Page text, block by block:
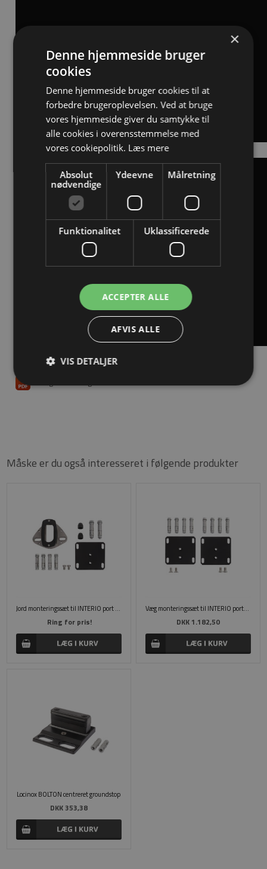
Webinar om INTERIO
Måske er du også interesseret i følgende produkter
Jord monteringssæt til INTERIO port lukkere
Ring for pris!
Væg monteringssæt til INTERIO portlukkere
DKK 1.182,50
Locinox BOLTON centreret groundstop
DKK 353,38
×
Denne hjemmeside bruger
cookies
Denne hjemmeside bruger cookies til at
forbedre brugeroplevelsen. Ved at bruge
vores hjemmeside giver du samtykke til
alle cookies i overensstemmelse med
vores cookiepolitik. Læs mere
Absolut
nødvendige
Ydeevne Målretning
Funktionalitet Uklassificerede
ACCEPTER ALLE
AFVIS ALLE
VIS DETALJER